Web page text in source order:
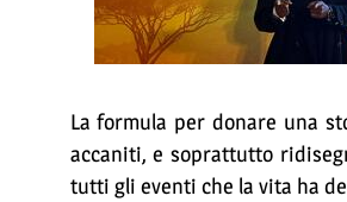
La formula per donare una
accaniti, e soprattutto
tutti gli eventi che la vita ha